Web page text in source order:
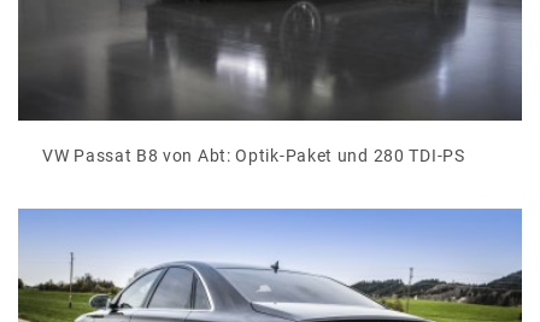
VW Passat B8 von Abt: Optik-Paket und 280 TDI-PS